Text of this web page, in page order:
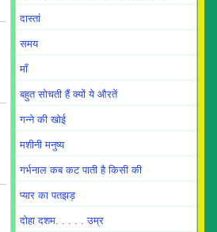
दास्तां
समय
माँ
बहुत सोचती हैं क्यों ये औरतें
गन्ने की खोई
मशीनी मनुष्य
गर्भनाल कब कट पाती है किसी की
प्यार का पतझड़
दोहा दशम. . . . . उम्र